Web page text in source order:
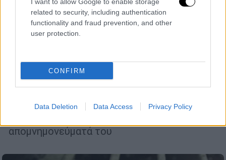
related to security, including authentication
functionality and fraud prevention, and other
user protection.
CONFIRM
Data Deletion Data Access Privacy Policy
Κόσμος|12.10.2024 07:26
«Θα πεθάνω στη φυλακή» - Οι
προφητικές αναφορές του Ναβάλνι στα
απομνημονεύματά του
απομνημονεύματά του